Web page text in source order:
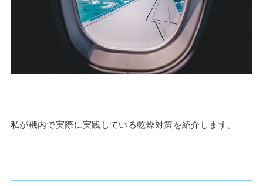
私が機内で実際に実践している乾燥対策を紹介します。